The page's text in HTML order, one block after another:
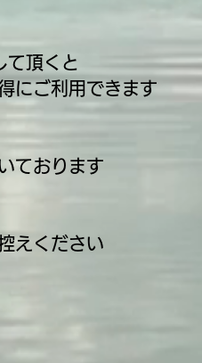
頂くと
にご利用できます
ております
ください